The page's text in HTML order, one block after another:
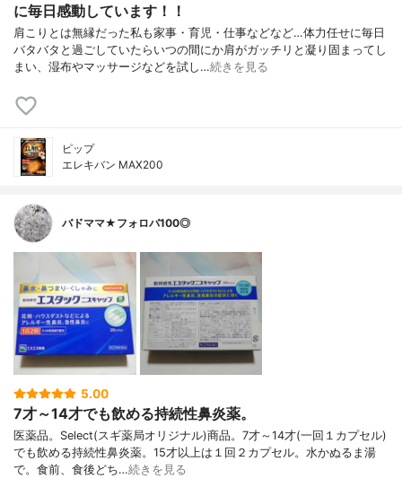
に毎日感動しています！！
肩こりとは無縁だった私も家事・育児・仕事などなど…体力任せに毎日
バタバタと過ごしていたらいつの間にか肩がガッチリと凝り固まってし
まい、湿布やマッサージなどを試し…続きを見る
ピップ
エレキバン MAX200
バドママ★フォロバ100◎
5.00
7才～14才でも飲める持続性鼻炎薬。
医薬品。Select(スギ薬局オリジナル)商品。7才～14才(一回１カプセル)
でも飲める持続性鼻炎薬。15才以上は１回２カプセル。水かぬるま湯
で。食前、食後どち…続きを見る